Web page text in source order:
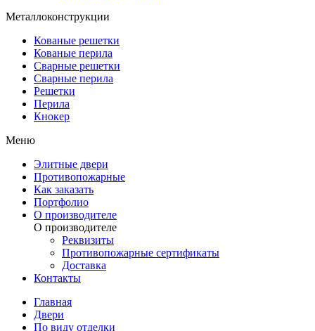
Металлоконструкции
Кованые решетки
Кованые перила
Сварные решетки
Сварные перила
Решетки
Перила
Кнокер
Меню
Элитные двери
Противопожарные
Как заказать
Портфолио
О производителе
О производителе
Реквизиты
Противопожарные сертификаты
Доставка
Контакты
Главная
Двери
По виду отделки